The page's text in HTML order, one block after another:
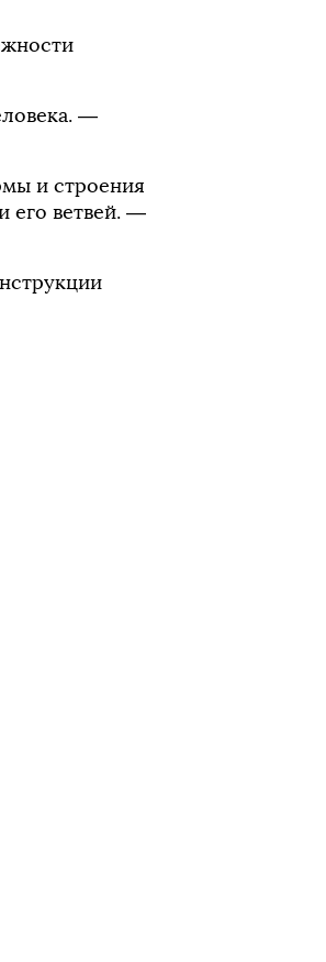
—
и строения
его ветвей. —